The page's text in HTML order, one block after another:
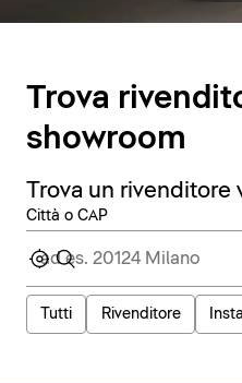
Trova
showroom
Trova un rivenditore
Città o CAP
Tutti Rivenditore